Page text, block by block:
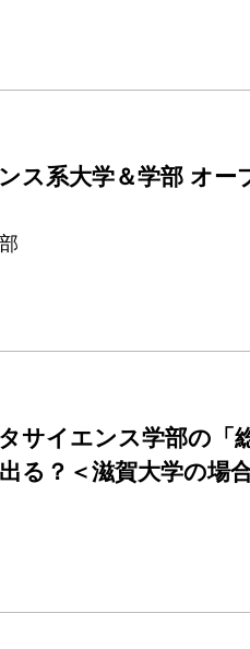
ス系大学＆学部 オー
サイエンス学部の「
る？＜滋賀大学の場